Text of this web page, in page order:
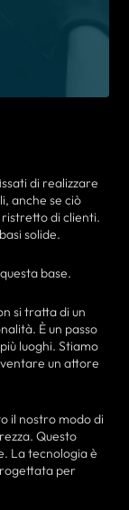
di realizzare
anche se ciò
di clienti.
solide.
base.
si tratta di un
È un passo
luoghi. Stiamo
un attore
il nostro modo di
Questo
La tecnologia è
per